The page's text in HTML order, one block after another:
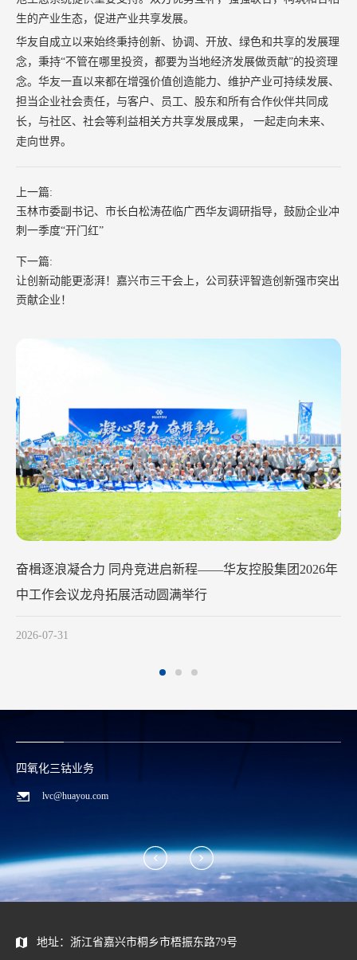
奋楫逐浪凝合力 同舟竞进启新程——华友控股集团2026年
中工作会议龙舟拓展活动圆满举行
2026-07-31
生的产业生态，促进产业共享发展。
华友自成立以来始终秉持创新、协调、开放、绿色和共享的发展理
念，秉持“不管在哪里投资，都要为当地经济发展做贡献”的投资理
念。华友一直以来都在增强价值创造能力、维护产业可持续发展、
担当企业社会责任，与客户、员工、股东和所有合作伙伴共同成
长，与社区、社会等利益相关方共享发展成果， 一起走向未来、
走向世界。
上一篇:
玉林市委副书记、市长白松涛莅临广西华友调研指导，鼓励企业冲
刺一季度“开门红”
下一篇:
让创新动能更澎湃！嘉兴市三干会上，公司获评智造创新强市突出
贡献企业！
四氧化三钴业务
lvc@huayou.com
地址：浙江省嘉兴市桐乡市梧振东路79号